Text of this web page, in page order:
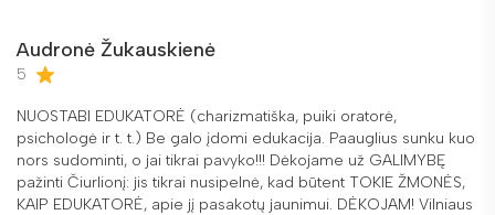
Audronė Žukauskienė
5
NUOSTABI EDUKATORĖ (charizmatiška, puiki oratorė,
psichologė ir t. t.) Be galo įdomi edukacija. Paauglius sunku kuo
nors sudominti, o jai tikrai pavyko!!! Dėkojame už GALIMYBĘ
pažinti Čiurlionį: jis tikrai nusipelnė, kad būtent TOKIE ŽMONĖS,
KAIP EDUKATORĖ, apie jį pasakotų jaunimui. DĖKOJAM! Vilniaus